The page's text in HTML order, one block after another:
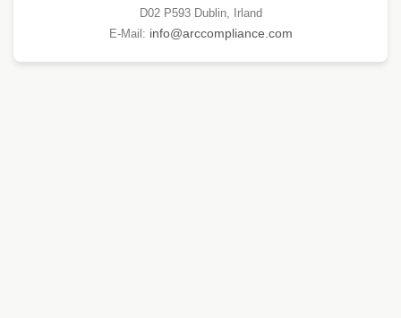
D02 P593 Dublin, Irland
E-Mail: info@arccompliance.com